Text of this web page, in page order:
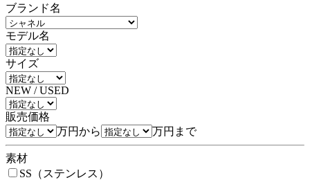
ブランド名
モデル名
サイズ
NEW / USED
販売価格
万円から
万円まで
素材
SS（ステンレス）